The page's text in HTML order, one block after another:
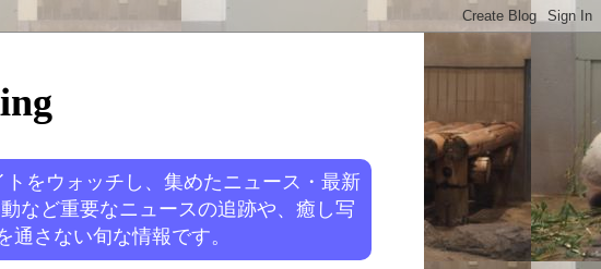
をウォッチし、集めたニュース・最新
など重要なニュースの追跡や、癒し写
さない旬な情報です。